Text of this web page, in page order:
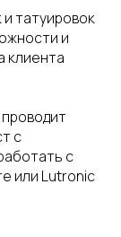
татуировок
и
клиента
с
с
или Lutronic